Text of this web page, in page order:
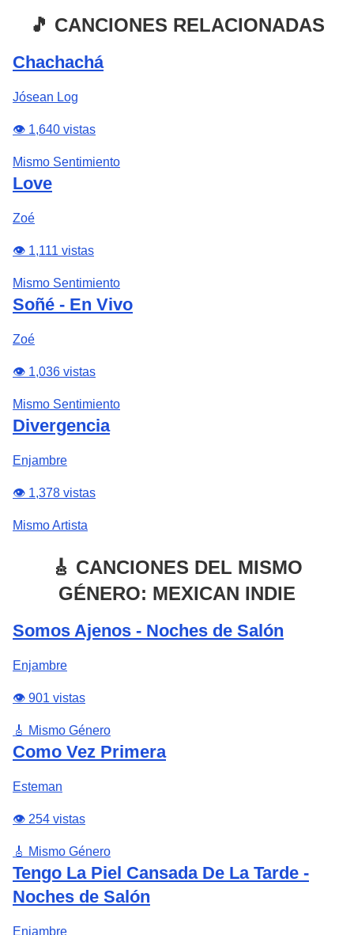
🎵 CANCIONES RELACIONADAS
Chachachá
Jósean Log
👁️ 1,640 vistas
Mismo Sentimiento
Love
Zoé
👁️ 1,111 vistas
Mismo Sentimiento
Soñé - En Vivo
Zoé
👁️ 1,036 vistas
Mismo Sentimiento
Divergencia
Enjambre
👁️ 1,378 vistas
Mismo Artista
🎸 CANCIONES DEL MISMO
GÉNERO: MEXICAN INDIE
Somos Ajenos - Noches de Salón
Enjambre
👁️ 901 vistas
🎸 Mismo Género
Como Vez Primera
Esteman
👁️ 254 vistas
🎸 Mismo Género
Tengo La Piel Cansada De La Tarde -
Noches de Salón
Enjambre